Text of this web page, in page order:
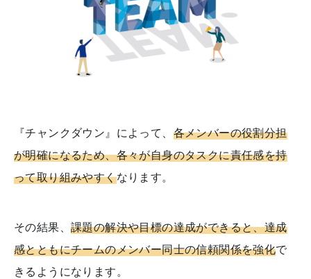
『チャンクダウン』によって、 各メンバーの役割分担
が明確になるため、各々が自身のタスクに責任感を持
って取り組みやすくなります。
その結果、 課題の解決や目標の達成ができると、達成
感とともにチームのメンバー同士の信頼関係を強化で
きるようになります。